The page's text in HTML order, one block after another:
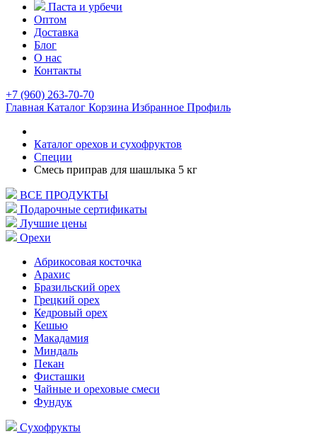
Паста и урбечи
Оптом
Доставка
Блог
О нас
Контакты
+7 (960) 263-70-70
Главная Каталог Корзина Избранное Профиль
Каталог орехов и сухофруктов
Специи
Смесь приправ для шашлыка 5 кг
ВСЕ ПРОДУКТЫ
Подарочные сертификаты
Лучшие цены
Орехи
Абрикосовая косточка
Арахис
Бразильский орех
Грецкий орех
Кедровый орех
Кешью
Макадамия
Миндаль
Пекан
Фисташки
Чайные и ореховые смеси
Фундук
Сухофрукты